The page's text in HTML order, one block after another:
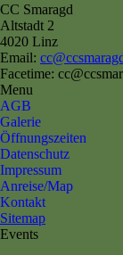
CC Smaragd
Altstadt 2
4020 Linz
Email:
Facetime:
Menu
AGB
Galerie
Öffnungszeiten
Datenschutz
Impressum
Anreise/Map
Kontakt
Sitemap
Events